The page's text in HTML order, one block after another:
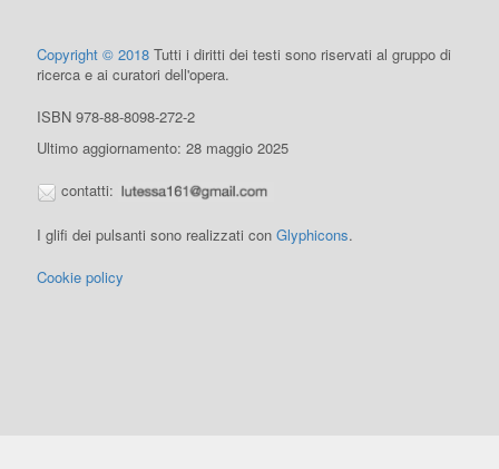
Copyright © 2018 Tutti i diritti dei testi sono riservati al gruppo di
ricerca e ai curatori dell'opera.
ISBN 978-88-8098-272-2
Ultimo aggiornamento: 28 maggio 2025
contatti:
I glifi dei pulsanti sono realizzati conGlyphicons.
Cookie policy